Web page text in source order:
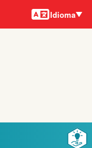
Idiomas
Idioma